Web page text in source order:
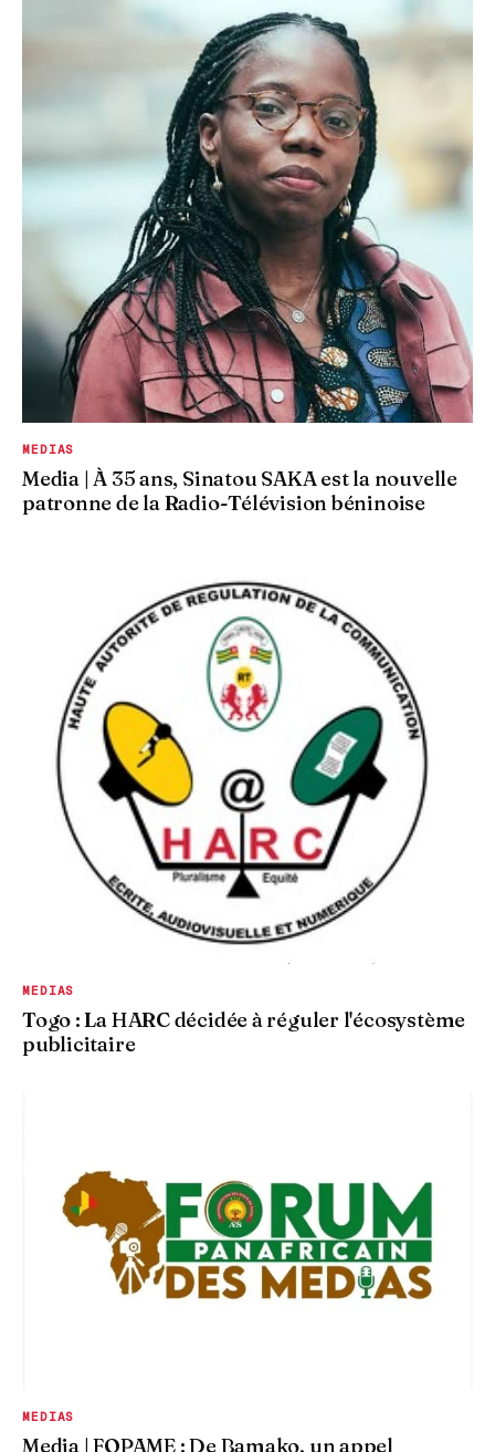
MEDIAS
Media | À 35 ans, Sinatou SAKA est la nouvelle
patronne de la Radio-Télévision béninoise
MEDIAS
Togo : La HARC décidée à réguler l'écosystème
publicitaire
MEDIAS
Media | FOPAME : De Bamako, un appel